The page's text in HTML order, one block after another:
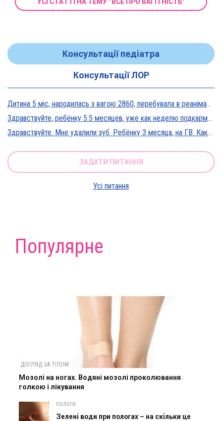
Консультації педіатра
Консультації ЛОР
Дитина 5 міс, народилась з вагою 2860, перебувала в реанімації у дуже тяжкому стані, діагноз Гіпоксична енцефалопатія 2 ст. На даний момент вага 5800, відмовляється від їжі, плаче близько 5 днів, періоди активності присутні, стул зі слизом зелений оформлений, на штучному вигодовуванні Нан безлактозний,за раз або з перервами з'їдає 90-120 мл. Прошу допомоги в даній ситуації?
Здравствуйте, ребёнку 5.5 месяцев, уже как неделю подкармливаю смесью, пробовали 3 вида нан, милупа и остановились на малютке премиум, только вчера появились красные пятна вокруг рта после кормления смесью, и мы опять попробовали милупа и нан, реакция осталась, что делать?
Здравствуйте. Мне удалили зуб. Ребёнку 3 месяца, на ГВ. Какие антибиотики можно принимать? Спасибо
ЗАДАТИ ПИТАННЯ
Усі питання
Популярне
ДОГЛЯД ЗА ТІЛОМ
Мозолі на ногах. Водяні мозолі проколювання
голкою і лікування
ПОЛОГИ
Зелені води при пологах – на скільки це